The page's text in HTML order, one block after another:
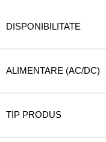
DISPONIBILITATE
ALIMENTARE (AC/DC)
TIP PRODUS